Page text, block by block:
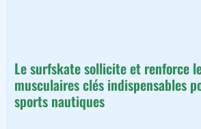
Le surfskate sollicite et renforce
musculaires clés indispensables
sports nautiques